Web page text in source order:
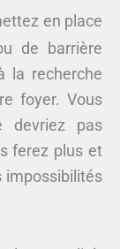
en place
de barrière
la recherche
foyer. Vous
devriez pas
ferez plus et
impossibilités